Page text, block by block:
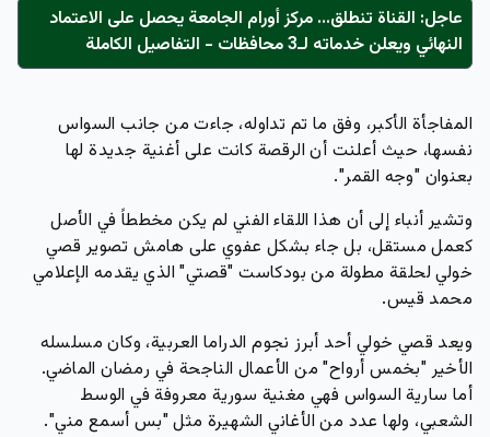
عاجل: القناة تنطلق... مركز أورام الجامعة يحصل على الاعتماد
النهائي ويعلن خدماته لـ3 محافظات - التفاصيل الكاملة
المفاجأة الأكبر، وفق ما تم تداوله، جاءت من جانب السواس
نفسها، حيث أعلنت أن الرقصة كانت على أغنية جديدة لها
بعنوان "وجه القمر".
وتشير أنباء إلى أن هذا اللقاء الفني لم يكن مخططاً في الأصل
كعمل مستقل، بل جاء بشكل عفوي على هامش تصوير قصي
خولي لحلقة مطولة من بودكاست "قصتي"الذي يقدمه الإعلامي
محمد قيس.
ويعد قصي خولي أحد أبرز نجوم الدراما العربية، وكان مسلسله
الأخير"بخمس أرواح"من الأعمال الناجحة في رمضان الماضي.
أما سارية السواس فهي مغنية سورية معروفة في الوسط
الشعبي، ولها عدد من الأغاني الشهيرة مثل"بس أسمع مني".